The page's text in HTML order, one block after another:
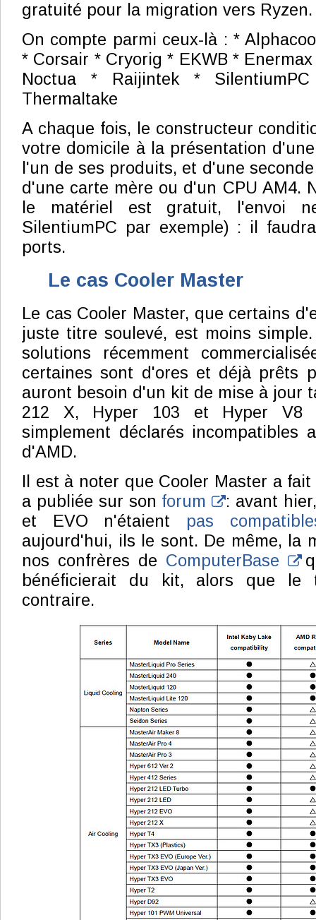
gratuité pour la migration vers Ryzen.
On compte parmi ceux-là : *
* Corsair * Cryorig * EKWB *
Noctua * Raijintek *
Thermaltake
A chaque fois, le constructeur
votre domicile à la présentation
l'un de ses produits, et d'une
d'une carte mère ou d'un CPU AM4.
le matériel est gratuit, l'envoi
SilentiumPC par exemple) : il
ports.
Le cas Cooler Master
Le cas Cooler Master, que certains
juste titre soulevé, est moins
solutions récemment
certaines sont d'ores et déjà prêts
auront besoin d'un kit de mise à jour
212 X, Hyper 103 et Hyper V8
simplement déclarés incompatibles
d'AMD.
Il est à noter que Cooler Master a
a publiée sur son forum : avant
et EVO n'étaient pas
aujourd'hui, ils le sont. De même, la
nos confrères de ComputerBase
bénéficierait du kit, alors que le
contraire.